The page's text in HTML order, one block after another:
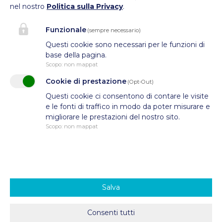
C.F.: 94010650219
Privacy & Cookies
nel nostro Politica sulla Privacy.
Funzionale (sempre necessario)
Questi cookie sono necessari per le funzioni di
base della pagina.
Scopo: non mappat
Cookie di prestazione (Opt-Out)
Questi cookie ci consentono di contare le visite
e le fonti di traffico in modo da poter misurare e
migliorare le prestazioni del nostro sito.
Scopo: non mappat
Salva
Consenti tutti